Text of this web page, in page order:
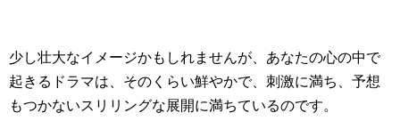
少し壮大なイメージかもしれませんが、あなたの心の中で
起きるドラマは、そのくらい鮮やかで、刺激に満ち、予想
もつかないスリリングな展開に満ちているのです。